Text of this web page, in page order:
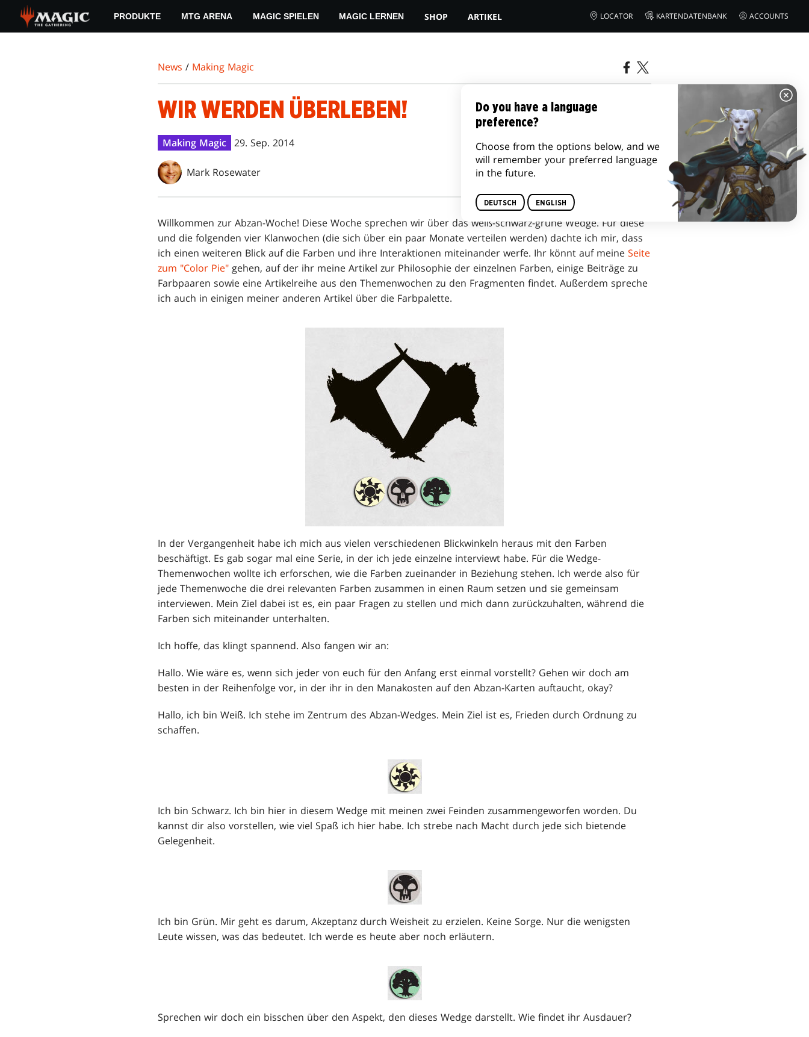
main
PRODUKTE MTG ARENA MAGIC SPIELEN MAGIC LERNEN SHOP ARTIKEL LOCATOR KARTENDATENBANK ACCOUNTS
News / Making Magic
WIR WERDEN ÜBERLEBEN!
Making Magic 29. Sep. 2014
Mark Rosewater
Willkommen zur Abzan-Woche! Diese Woche sprechen wir über das weiß-schwarz-grüne Wedge. Für diese
und die folgenden vier Klanwochen (die sich über ein paar Monate verteilen werden) dachte ich mir, dass
ich einen weiteren Blick auf die Farben und ihre Interaktionen miteinander werfe. Ihr könnt auf meine Seite
zum "Color Pie" gehen, auf der ihr meine Artikel zur Philosophie der einzelnen Farben, einige Beiträge zu
Farbpaaren sowie eine Artikelreihe aus den Themenwochen zu den Fragmenten findet. Außerdem spreche
ich auch in einigen meiner anderen Artikel über die Farbpalette.
In der Vergangenheit habe ich mich aus vielen verschiedenen Blickwinkeln heraus mit den Farben
beschäftigt. Es gab sogar mal eine Serie, in der ich jede einzelne interviewt habe. Für die Wedge-
Themenwochen wollte ich erforschen, wie die Farben zueinander in Beziehung stehen. Ich werde also für
jede Themenwoche die drei relevanten Farben zusammen in einen Raum setzen und sie gemeinsam
interviewen. Mein Ziel dabei ist es, ein paar Fragen zu stellen und mich dann zurückzuhalten, während die
Farben sich miteinander unterhalten.
Ich hoffe, das klingt spannend. Also fangen wir an:
Hallo. Wie wäre es, wenn sich jeder von euch für den Anfang erst einmal vorstellt? Gehen wir doch am
besten in der Reihenfolge vor, in der ihr in den Manakosten auf den Abzan-Karten auftaucht, okay?
Hallo, ich bin Weiß. Ich stehe im Zentrum des Abzan-Wedges. Mein Ziel ist es, Frieden durch Ordnung zu
schaffen.
Ich bin Schwarz. Ich bin hier in diesem Wedge mit meinen zwei Feinden zusammengeworfen worden. Du
kannst dir also vorstellen, wie viel Spaß ich hier habe. Ich strebe nach Macht durch jede sich bietende
Gelegenheit.
Ich bin Grün. Mir geht es darum, Akzeptanz durch Weisheit zu erzielen. Keine Sorge. Nur die wenigsten
Leute wissen, was das bedeutet. Ich werde es heute aber noch erläutern.
Sprechen wir doch ein bisschen über den Aspekt, den dieses Wedge darstellt. Wie findet ihr Ausdauer?
Do you have a language
preference?
Choose from the options below, and we
will remember your preferred language
in the future.
DEUTSCH ENGLISH